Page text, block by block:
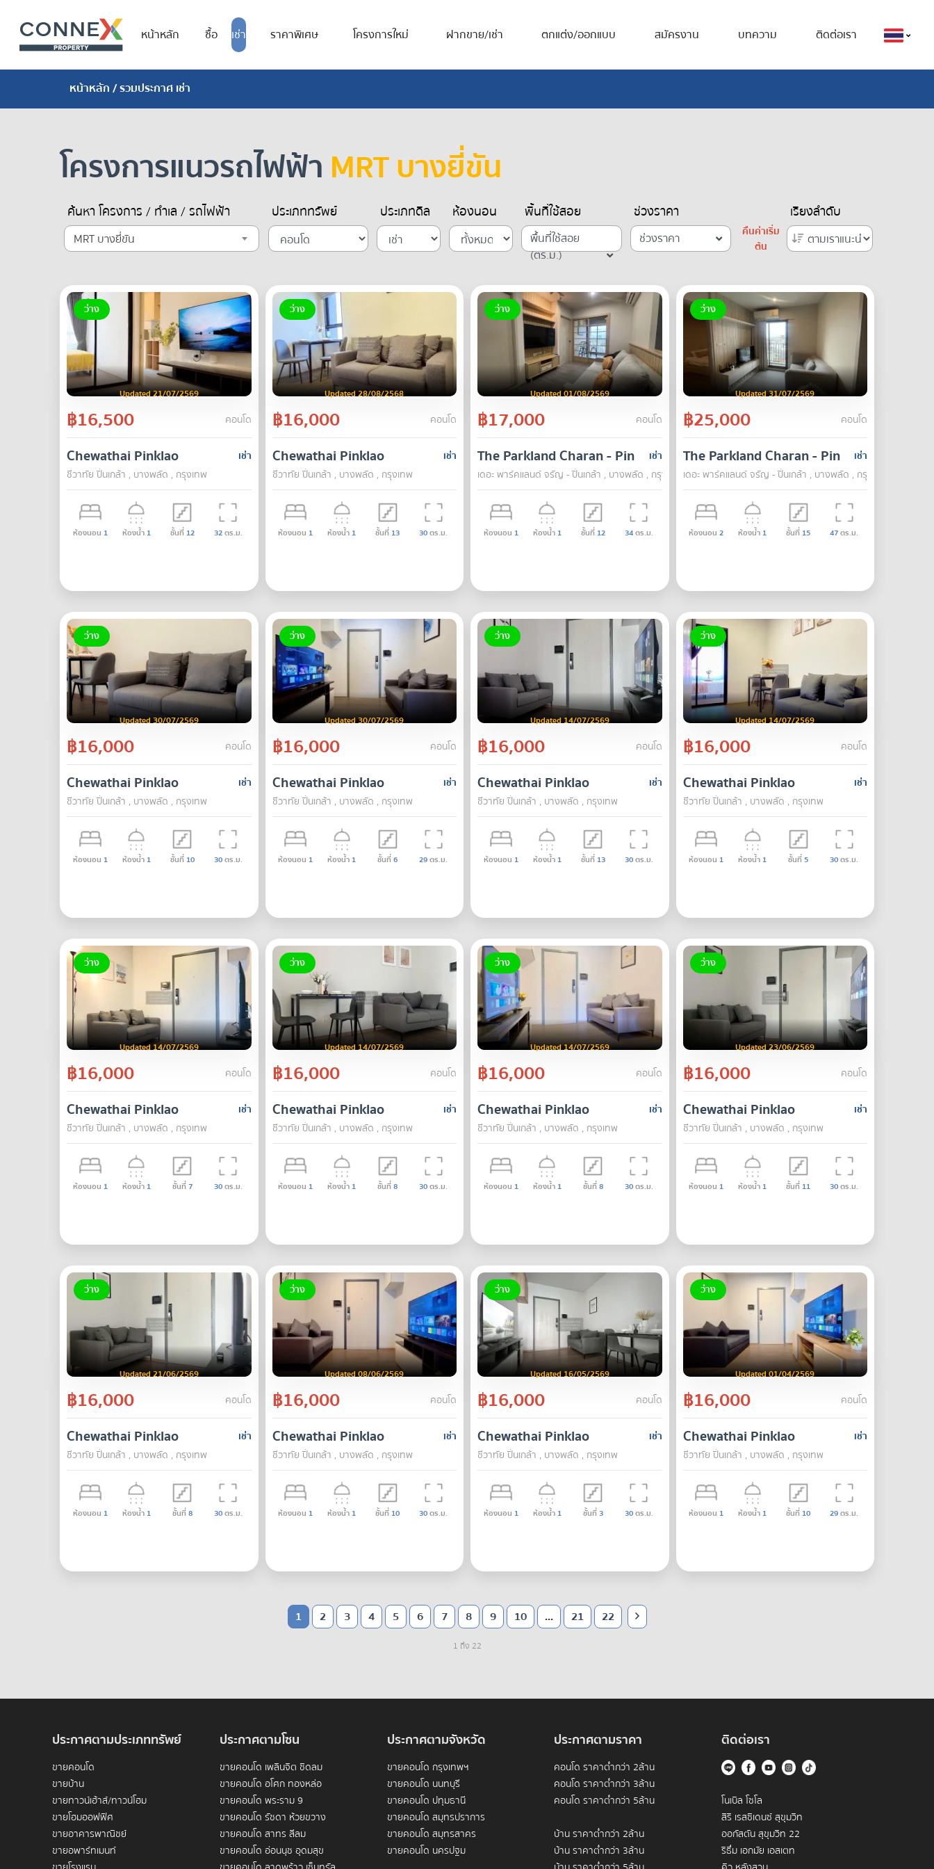
หน้าหลัก ซื้อ เช่า ราคาพิเศษ โครงการใหม่ ฝากขาย/เช่า ตกแต่ง/ออกแบบ สมัครงาน บทความ ติดต่อเรา
หน้าหลัก/ รวมประกาศ เช่า
โครงการแนวรถไฟฟ้า MRT บางยี่ขัน
ค้นหา โครงการ / ทำเล / รถไฟฟ้า
MRT บางยี่ขัน
ประเภททรัพย์ ประเภทดีล ห้องนอน พื้นที่ใช้สอย
พื้นที่ใช้สอย
(ตร.ม.)
ช่วงราคา
ช่วงราคา
คืนค่าเริ่ม
ต้น
เรียงลำดับ
ว่าง
Updated 21/07/2569
฿16,500 คอนโด
เช่า
Chewathai Pinklao
ชีวาทัย ปิ่นเกล้า , บางพลัด , กรุงเทพ
ห้องนอน 1 ห้องน้ำ 1 ชั้นที่ 12 32ตร.ม.
ว่าง
Updated 28/08/2568
฿16,000 คอนโด
เช่า
Chewathai Pinklao
ชีวาทัย ปิ่นเกล้า , บางพลัด , กรุงเทพ
ห้องนอน 1 ห้องน้ำ 1 ชั้นที่ 13 30ตร.ม.
ว่าง
Updated 01/08/2569
฿17,000 คอนโด
เช่า
The Parkland Charan - Pinklao
เดอะ พาร์คแลนด์ จรัญ - ปิ่นเกล้า , บางพลัด , กรุงเทพ
ห้องนอน 1 ห้องน้ำ 1 ชั้นที่ 12 34ตร.ม.
ว่าง
Updated 31/07/2569
฿25,000 คอนโด
เช่า
The Parkland Charan - Pinklao
เดอะ พาร์คแลนด์ จรัญ - ปิ่นเกล้า , บางพลัด , กรุงเทพ
ห้องนอน 2 ห้องน้ำ 1 ชั้นที่ 15 47ตร.ม.
ว่าง
Updated 30/07/2569
฿16,000 คอนโด
เช่า
Chewathai Pinklao
ชีวาทัย ปิ่นเกล้า , บางพลัด , กรุงเทพ
ห้องนอน 1 ห้องน้ำ 1 ชั้นที่ 10 30ตร.ม.
ว่าง
Updated 30/07/2569
฿16,000 คอนโด
เช่า
Chewathai Pinklao
ชีวาทัย ปิ่นเกล้า , บางพลัด , กรุงเทพ
ห้องนอน 1 ห้องน้ำ 1 ชั้นที่6 29ตร.ม.
ว่าง
Updated 14/07/2569
฿16,000 คอนโด
เช่า
Chewathai Pinklao
ชีวาทัย ปิ่นเกล้า , บางพลัด , กรุงเทพ
ห้องนอน 1 ห้องน้ำ 1 ชั้นที่ 13 30ตร.ม.
ว่าง
Updated 14/07/2569
฿16,000 คอนโด
เช่า
Chewathai Pinklao
ชีวาทัย ปิ่นเกล้า , บางพลัด , กรุงเทพ
ห้องนอน 1 ห้องน้ำ 1 ชั้นที่5 30ตร.ม.
ว่าง
Updated 14/07/2569
฿16,000 คอนโด
เช่า
Chewathai Pinklao
ชีวาทัย ปิ่นเกล้า , บางพลัด , กรุงเทพ
ห้องนอน 1 ห้องน้ำ 1 ชั้นที่7 30ตร.ม.
ว่าง
Updated 14/07/2569
฿16,000 คอนโด
เช่า
Chewathai Pinklao
ชีวาทัย ปิ่นเกล้า , บางพลัด , กรุงเทพ
ห้องนอน 1 ห้องน้ำ 1 ชั้นที่8 30ตร.ม.
ว่าง
Updated 14/07/2569
฿16,000 คอนโด
เช่า
Chewathai Pinklao
ชีวาทัย ปิ่นเกล้า , บางพลัด , กรุงเทพ
ห้องนอน 1 ห้องน้ำ 1 ชั้นที่8 30ตร.ม.
ว่าง
Updated 23/06/2569
฿16,000 คอนโด
เช่า
Chewathai Pinklao
ชีวาทัย ปิ่นเกล้า , บางพลัด , กรุงเทพ
ห้องนอน 1 ห้องน้ำ 1 ชั้นที่ 11 30ตร.ม.
ว่าง
Updated 21/06/2569
฿16,000 คอนโด
เช่า
Chewathai Pinklao
ชีวาทัย ปิ่นเกล้า , บางพลัด , กรุงเทพ
ห้องนอน 1 ห้องน้ำ 1 ชั้นที่8 30ตร.ม.
ว่าง
Updated 08/06/2569
฿16,000 คอนโด
เช่า
Chewathai Pinklao
ชีวาทัย ปิ่นเกล้า , บางพลัด , กรุงเทพ
ห้องนอน 1 ห้องน้ำ 1 ชั้นที่ 10 30ตร.ม.
ว่าง
Updated 16/05/2569
฿16,000 คอนโด
เช่า
Chewathai Pinklao
ชีวาทัย ปิ่นเกล้า , บางพลัด , กรุงเทพ
ห้องนอน 1 ห้องน้ำ 1 ชั้นที่3 30ตร.ม.
ว่าง
Updated 01/04/2569
฿16,000 คอนโด
เช่า
Chewathai Pinklao
ชีวาทัย ปิ่นเกล้า , บางพลัด , กรุงเทพ
ห้องนอน 1 ห้องน้ำ 1 ชั้นที่ 10 29ตร.ม.
1 2 3 4 5 6 7 8 9 10 ... 21 22
1 ถึง 22
ประกาศตามประเภททรัพย์
ขายคอนโด
ขายบ้าน
ขายทาวน์เฮ้าส์/ทาวน์โฮม
ขายโฮมออฟฟิศ
ขายอาคารพาณิชย์
ขายอพาร์ทเมนท์
ประกาศตามโซน
ขายคอนโด เพลินจิต ชิดลม
ขายคอนโด อโศก ทองหล่อ
ขายคอนโด พระราม 9
ขายคอนโด รัชดา ห้วยขวาง
ขายคอนโด สาทร สีลม
ขายคอนโด อ่อนนุช อุดมสุข
ประกาศตามจังหวัด
ขายคอนโด กรุงเทพฯ
ขายคอนโด นนทบุรี
ขายคอนโด ปทุมธานี
ขายคอนโด สมุทรปราการ
ขายคอนโด สมุทรสาคร
ขายคอนโด นครปฐม
ประกาศตามราคา
คอนโด ราคาต่ำกว่า 2ล้าน
คอนโด ราคาต่ำกว่า 3ล้าน
คอนโด ราคาต่ำกว่า 5ล้าน
บ้าน ราคาต่ำกว่า 2ล้าน
บ้าน ราคาต่ำกว่า 3ล้าน
ติดต่อเรา
โนเบิล โซโล
สิริ เรสซิเดนซ์ สุขุมวิท
ออกัสตัน สุขุมวิท 22
ริธึ่ม เอกมัย เอสเตท